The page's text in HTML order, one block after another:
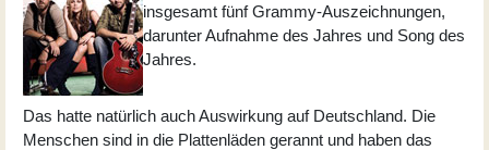
insgesamt fünf Grammy-Auszeichnungen,
darunter Aufnahme des Jahres und Song des
Jahres.
Das hatte natürlich auch Auswirkung auf Deutschland. Die
Menschen sind in die Plattenläden gerannt und haben das